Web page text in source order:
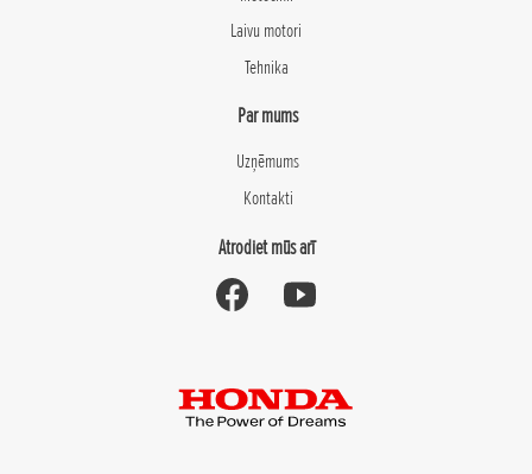
Laivu motori
Tehnika
Par mums
Uzņēmums
Kontakti
Atrodiet mūs arī